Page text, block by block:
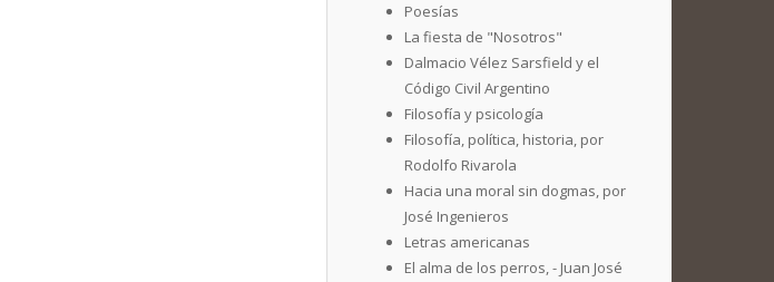
Poesías
La fiesta de "Nosotros"
Dalmacio Vélez Sarsfield y el
Código Civil Argentino
Filosofía y psicología
Filosofía, política, historia, por
Rodolfo Rivarola
Hacia una moral sin dogmas, por
José Ingenieros
Letras americanas
El alma de los perros, - Juan José